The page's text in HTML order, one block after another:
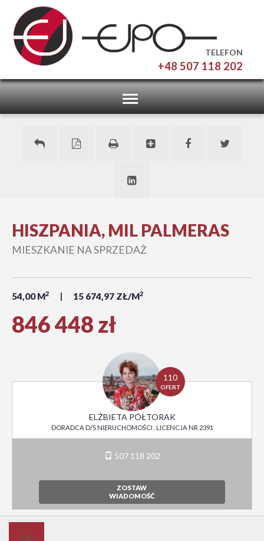
TELEFON
+48 507 118 202
Toggle
navigation
HISZPANIA, MIL PALMERAS
MIESZKANIE NA SPRZEDAŻ
54,00 M2 15 674,97 ZŁ/M2
846 448 zł
110
OFERT
ELŻBIETA PÓŁTORAK
DORADCA D/S NIERUCHOMOŚCI , LICENCJA NR 2391
507 118 202
ZOSTAW
WIADOMOŚĆ